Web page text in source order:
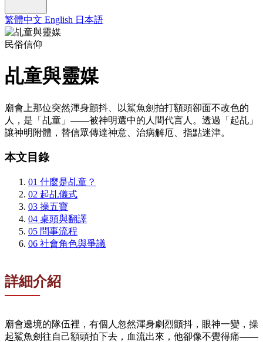
繁體中文 English 日本語
民俗信仰
乩童與靈媒
廟會上那位突然渾身顫抖、以鯊魚劍拍打額頭卻面不改色的
人，是「乩童」——被神明選中的人間代言人。透過「起乩」
讓神明附體，替信眾傳達神意、治病解厄、指點迷津。
本文目錄
01 什麼是乩童？
02 起乩儀式
03 操五寶
04 桌頭與翻譯
05 問事流程
06 社會角色與爭議
詳細介紹
廟會遶境的隊伍裡，有個人忽然渾身劇烈顫抖，眼神一變，操
起鯊魚劍往自己額頭拍下去，血流出來，他卻像不覺得痛——